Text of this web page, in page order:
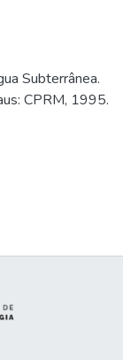
Subterrânea.
CPRM, 1995.